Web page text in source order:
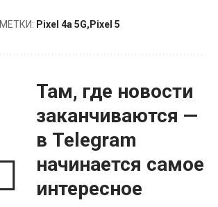
МЕТКИ: Pixel 4a 5G Pixel 5
Там, где новости
заканчиваются —
в Telegram
начинается самое
интересное